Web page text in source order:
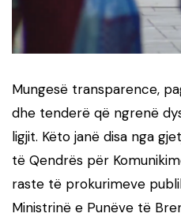
Mungesë transparence,
dhe tenderë që ngrenë
ligjit. Këto janë disa nga
të Qendrës për
raste të prokurimeve
Ministrinë e Punëve të